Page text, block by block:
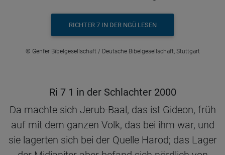
RICHTER 7 IN DER NGÜ LESEN
© Genfer Bibelgesellschaft / Deutsche Bibelgesellschaft, Stuttgart
Ri 7 1 in der Schlachter 2000
Da machte sich Jerub-Baal, das ist Gideon, früh
auf mit dem ganzen Volk, das bei ihm war, und
sie lagerten sich bei der Quelle Harod; das Lager